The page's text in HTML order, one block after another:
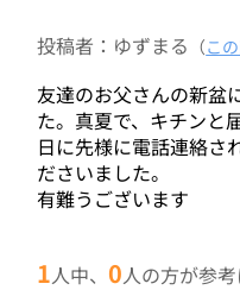
投稿者：ゆずまる （こ
友達のお父さんの新盆
た。真夏で、キチンと
日に先様に電話連絡さ
ださいました。
有難うございます
1人中、0人の方が参